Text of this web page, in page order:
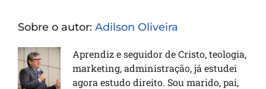
Sobre o autor: Adilson Oliveira
Aprendiz e seguidor de Cristo, teologia,
marketing, administração, já estudei
agora estudo direito. Sou marido, pai,